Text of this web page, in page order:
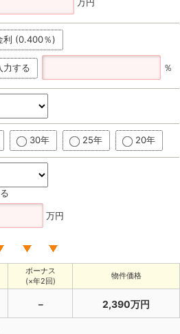
利 (0.400％)
力する ％
30年 25年 20年
万円
ボーナス
(×年2回)
物件価格
－ 2,390万円